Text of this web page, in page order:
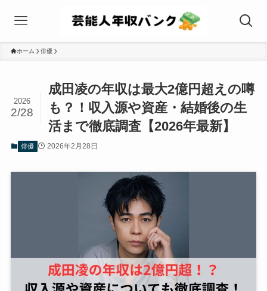
ホーム 俳優
成田凌の年収は最大2億円超えの噂
も？！収入源や資産・結婚後の生
活まで徹底調査【2026年最新】
2026
2/28
俳優 2026年2月28日